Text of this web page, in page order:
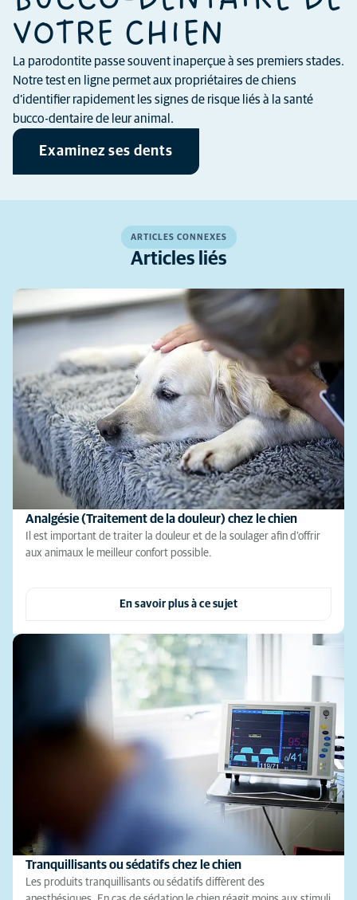
VOTRE CHIEN
La parodontite passe souvent inaperçue à ses premiers stades.
Notre test en ligne permet aux propriétaires de chiens
d’identifier rapidement les signes de risque liés à la santé
bucco-dentaire de leur animal.
Examinez ses dents
ARTICLES CONNEXES
Articles liés
Analgésie (Traitement de la douleur) chez le chien
Il est important de traiter la douleur et de la soulager afin d'offrir
aux animaux le meilleur confort possible.
En savoir plus à ce sujet
Tranquillisants ou sédatifs chez le chien
Les produits tranquillisants ou sédatifs diffèrent des